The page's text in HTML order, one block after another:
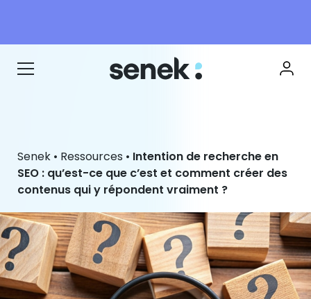
Senek • Ressources • Intention de recherche en
SEO : qu’est-ce que c’est et comment créer des
contenus qui y répondent vraiment ?